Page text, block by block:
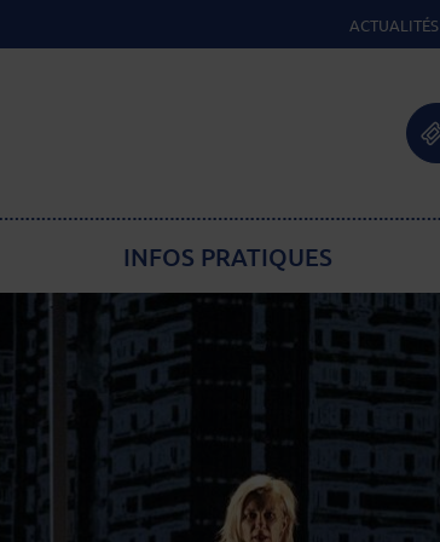
ACTUALITÉS
INFOS PRATIQUES